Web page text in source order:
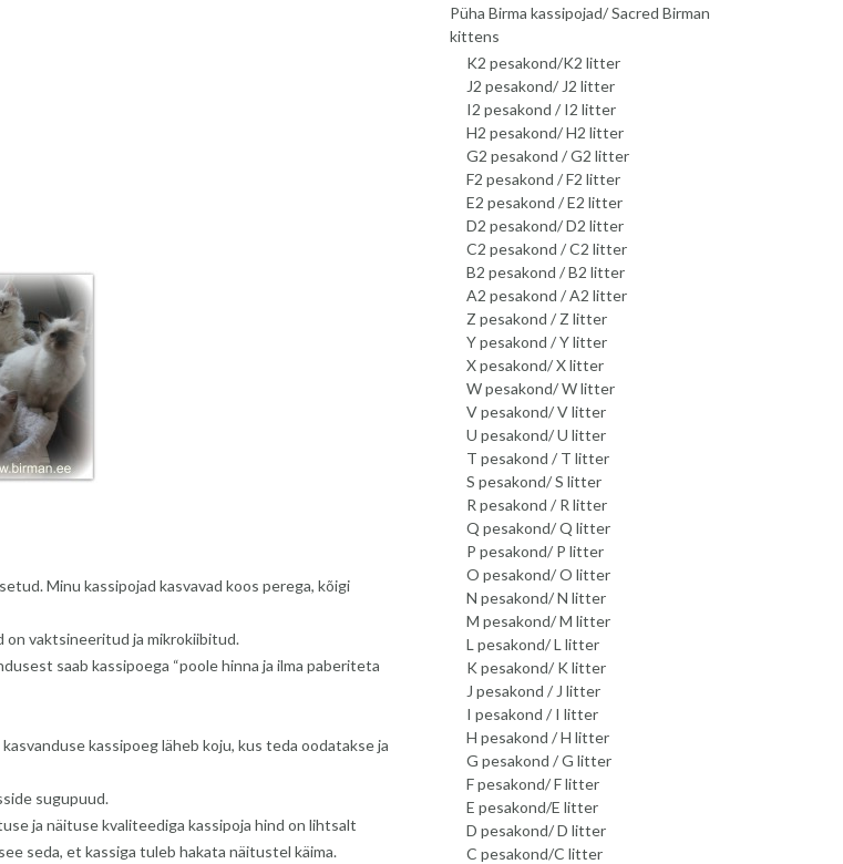
Minu kassipojad kasvavad koos perega, kõigi
on vaktsineeritud ja mikrokiibitud.
saab kassipoega “poole hinna ja ilma paberiteta
kassipoeg läheb koju, kus teda oodatakse ja
sugupuud.
ja näituse kvaliteediga kassipoja hind on lihtsalt
seda, et kassiga tuleb hakata näitustel käima.
Püha Birma kassipojad/ Sacred Birman
kittens
K2 pesakond/K2 litter
J2 pesakond/ J2 litter
I2 pesakond / I2 litter
H2 pesakond/ H2 litter
G2 pesakond / G2 litter
F2 pesakond / F2 litter
E2 pesakond / E2 litter
D2 pesakond/ D2 litter
C2 pesakond / C2 litter
B2 pesakond / B2 litter
A2 pesakond / A2 litter
Z pesakond / Z litter
Y pesakond / Y litter
X pesakond/ X litter
W pesakond/ W litter
V pesakond/ V litter
U pesakond/ U litter
T pesakond / T litter
S pesakond/ S litter
R pesakond / R litter
Q pesakond/ Q litter
P pesakond/ P litter
O pesakond/ O litter
N pesakond/ N litter
M pesakond/ M litter
L pesakond/ L litter
K pesakond/ K litter
J pesakond / J litter
I pesakond / I litter
H pesakond / H litter
G pesakond / G litter
F pesakond/ F litter
E pesakond/E litter
D pesakond/ D litter
C pesakond/C litter